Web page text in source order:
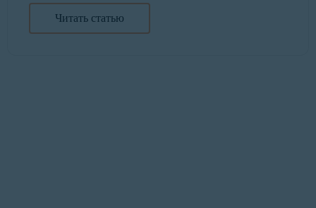
Читать статью